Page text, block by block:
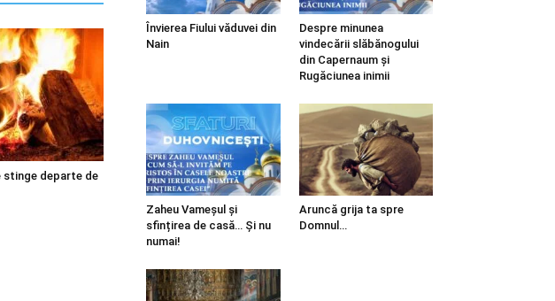
stinge departe de
Învierea Fiului văduvei din
Nain
Despre minunea
vindecării slăbănogului
din Capernaum și
Rugăciunea inimii
Zaheu Vameșul și
sfințirea de casă… Și nu
numai!
Aruncă grija ta spre
Domnul…